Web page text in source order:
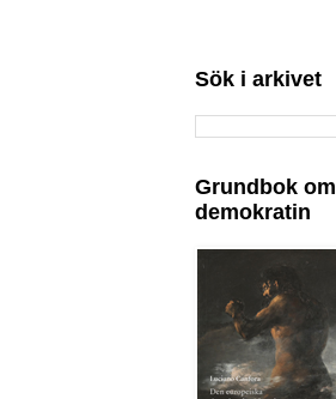
Sök i arkivet
Grundbok om
demokratin